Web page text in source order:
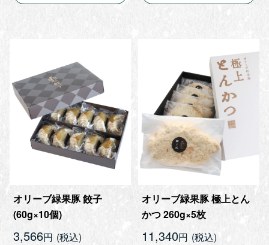
オリーブ緑果豚 餃子
(60g×10個)
3,566円
オリーブ緑果豚 極上とん
かつ 260g×5枚
11,340円